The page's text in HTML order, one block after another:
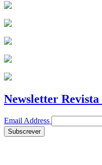
Newsletter
Email Address